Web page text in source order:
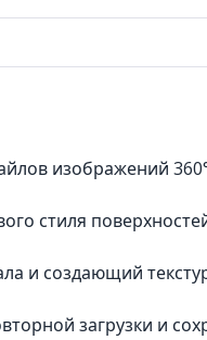
изображений
стиля
и создающий
загрузки и